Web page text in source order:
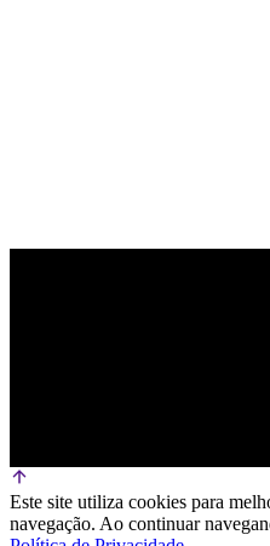
Este site utiliza cookies para
navegação. Ao continuar